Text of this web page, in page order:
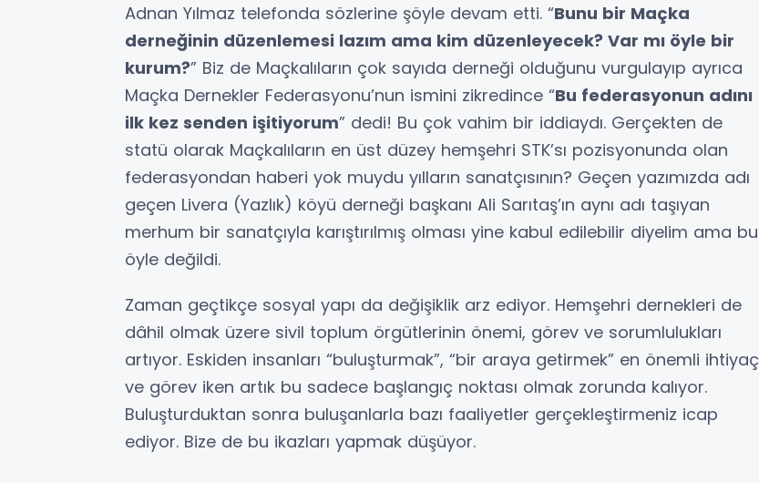
Adnan Yılmaz telefonda sözlerine şöyle devam etti. “Bunu bir Maçka
derneğinin düzenlemesi lazım ama kim düzenleyecek? Var mı öyle bir
kurum?” Biz de Maçkalıların çok sayıda derneği olduğunu vurgulayıp ayrıca
Maçka Dernekler Federasyonu’nun ismini zikredince “Bu federasyonun adını
ilk kez senden işitiyorum” dedi! Bu çok vahim bir iddiaydı. Gerçekten de
statü olarak Maçkalıların en üst düzey hemşehri STK’sı pozisyonunda olan
federasyondan haberi yok muydu yılların sanatçısının? Geçen yazımızda adı
geçen Livera (Yazlık) köyü derneği başkanı Ali Sarıtaş’ın aynı adı taşıyan
merhum bir sanatçıyla karıştırılmış olması yine kabul edilebilir diyelim ama bu
öyle değildi.
Zaman geçtikçe sosyal yapı da değişiklik arz ediyor. Hemşehri dernekleri de
dâhil olmak üzere sivil toplum örgütlerinin önemi, görev ve sorumlulukları
artıyor. Eskiden insanları “buluşturmak”, “bir araya getirmek” en önemli ihtiyaç
ve görev iken artık bu sadece başlangıç noktası olmak zorunda kalıyor.
Buluşturduktan sonra buluşanlarla bazı faaliyetler gerçekleştirmeniz icap
ediyor. Bize de bu ikazları yapmak düşüyor.